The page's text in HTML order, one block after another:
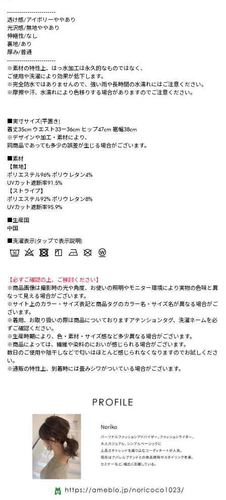
------------------------
透け感/アイボリーややあり
光沢感/無地ややあり
伸縮性/なし
裏地/あり
厚み/普通
------------------------
※素材の特性上、はっ水加工は永久的なものではなく、
ご使用や洗濯により効果が低下します。
※完全防水ではありませんので、強い雨や長時間の水濡れにはご注意ください。
※摩擦や汗、水濡れにより色移りする場合がありますのでご注意ください。
■実寸サイズ(平置き)
着丈35cm ウエスト33ー36cm ヒップ47cm 裾幅38cm
※デザインや加工・素材により、
同商品であっても多少の誤差が生じる場合がございます。
■素材
【無地】
ポリエステル96% ポリウレタン4%
UVカット遮断率91.5%
【ストライプ】
ポリエステル92% ポリウレタン8%
UVカット遮断率95.9%
■生産国
中国
■洗濯表示(タップで表示説明)
【必ずご確認の上、ご検討ください】
※商品画像は撮影時の光や角度、お使いの照明やモニター環境により実物の色味と異
なって見える場合がございます。
※サイト上のカラー・サイズ表記と商品タグのカラー名・サイズ名が異なる場合がご
ざいます。
※着用、お取り扱いの際は商品についておりますアテンションタグ、洗濯ネームを必
ずご確認ください。
※生産時期により、色・素材・サイズ感など多少異なる場合がございます。
※商品によっては、繊維や染料のにおいが感じられる場合がございます。
数日のご使用や陰干しなどで匂いはほとんど感じられなくなりますのでお試しくださ
い。
※通販の特性上、到着時には畳みシワがついている場合がございます。